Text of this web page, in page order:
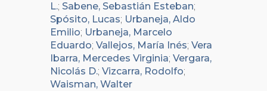
L.; Sabene, Sebastián Esteban;
Spósito, Lucas; Urbaneja, Aldo
Emilio; Urbaneja, Marcelo
Eduardo; Vallejos, María Inés; Vera
Ibarra, Mercedes Virginia; Vergara,
Nicolás D.; Vizcarra, Rodolfo;
Waisman, Walter